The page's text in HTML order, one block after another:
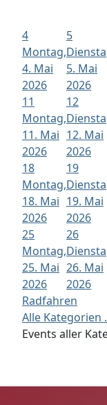
4
Montag,
4. Mai
2026
5
5. Mai
2026
11
Montag,
11. Mai
2026
12
12. Mai
2026
18
Montag,
18. Mai
2026
19
19. Mai
2026
25
Montag,
25. Mai
2026
26
26. Mai
2026
Radfahren
Alle Kategorien
Events aller